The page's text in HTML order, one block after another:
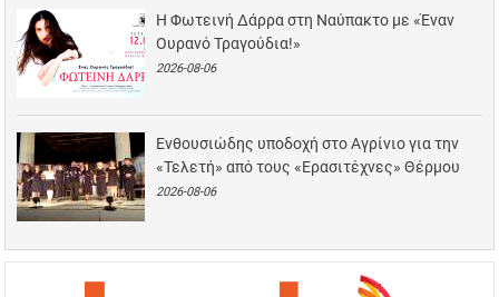
Η Φωτεινή Δάρρα στη Ναύπακτο με «Έναν
Ουρανό Τραγούδια!»
2026-08-06
Ενθουσιώδης υποδοχή στο Αγρίνιο για την
«Τελετή» από τους «Ερασιτέχνες» Θέρμου
2026-08-06